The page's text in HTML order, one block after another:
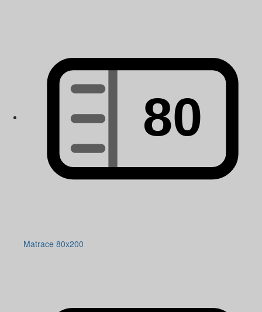
Matrace 80x200